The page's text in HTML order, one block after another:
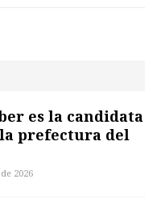
es la candidata
la prefectura del
2026